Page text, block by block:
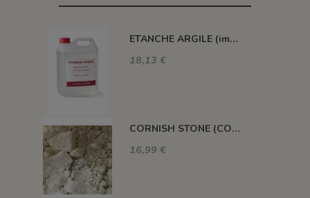
ETANCHE ARGILE (impermeabilisant pour pièce poreuse)
18,13 €
CORNISH STONE (CORNWALL STONE)
16,99 €